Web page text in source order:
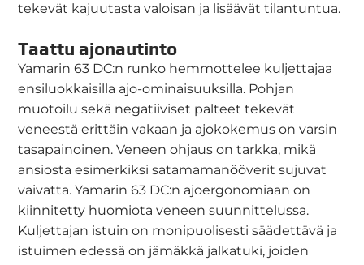
tekevät kajuutasta valoisan ja lisäävät tilantuntua.
Taattu ajonautinto
Yamarin 63 DC:n runko hemmottelee kuljettajaa
ensiluokkaisilla ajo-ominaisuuksilla. Pohjan
muotoilu sekä negatiiviset palteet tekevät
veneestä erittäin vakaan ja ajokokemus on varsin
tasapainoinen. Veneen ohjaus on tarkka, mikä
ansiosta esimerkiksi satamamanööverit sujuvat
vaivatta. Yamarin 63 DC:n ajoergonomiaan on
kiinnitetty huomiota veneen suunnittelussa.
Kuljettajan istuin on monipuolisesti säädettävä ja
istuimen edessä on jämäkkä jalkatuki, joiden